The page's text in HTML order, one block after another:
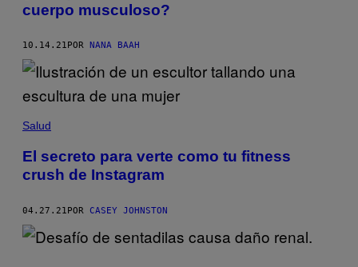
cuerpo musculoso?
10.14.21 POR NANA BAAH
Salud
El secreto para verte como tu fitness
crush de Instagram
04.27.21POR CASEY JOHNSTON